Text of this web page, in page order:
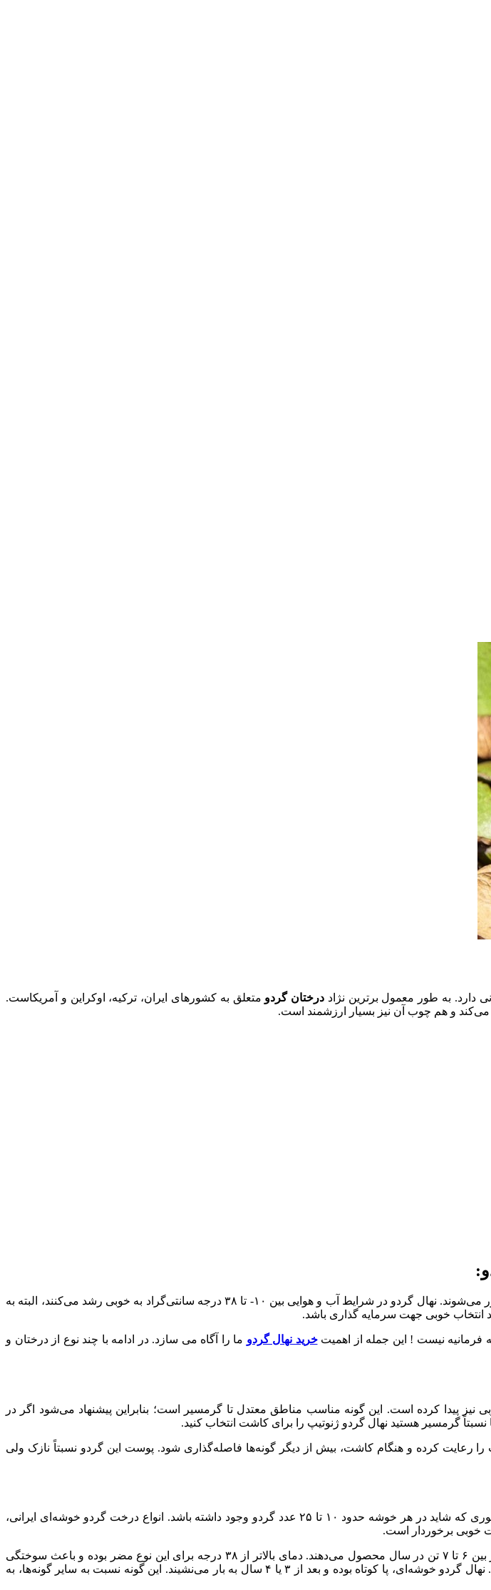
دارد. به طور معمول برترین نژاد درختان گردو متعلق به کشورهای ایران، ترکیه، اوکراین و آمریکاست.
می‌کند و هم چوب آن نیز بسیار ارزشمند است.
برخی از ارقام درختان گردو از سال دوم به بار می‌نشینند و تا ۵ یا ۶ سالگی به میزان قابل‌توجهی بارآور می‌شوند. نهال گردو در شرایط آب و هوایی بین ۱۰- تا ۳۸ درجه سانتی‌گراد به خوبی رشد می‌کنند، البته به
انتخاب خوبی جهت سرمایه گذاری باشد.
نیست ! این جمله از اهمیتخرید نهال گردو ما را آگاه می سازد. در ادامه با چند نوع از درختان و
نیز پیدا کرده است. این گونه مناسب مناطق معتدل تا گرمسیر است؛ بنابراین پیشنهاد می‌شود اگر در
گرمسیر هستید نهال گردو ژنوتیپ را برای کاشت انتخاب کنید.
رعایت کرده و هنگام کاشت، بیش از دیگر گونه‌ها فاصله‌گذاری شود. پوست این گردو نسبتاً نازک ولی
، معمولاً به صورت جانبی یا انتهای شاخه‌ها به شکل خوشه‌ای میوه می‌دهد؛ به طوری که شاید در هر خوشه حدود ۱۰ تا ۲۵ عدد گردو وجود داشته باشد. انواع درخت گردو خوشه‌ای ایرانی،
خوبی برخوردار است.
نهال‌های گردوی خوشه‌ای زود بازده و پربار هستند و مقاومت خوبی در برابر سرما دارند. در هر هکتار بین ۶ تا ۷ تن در سال محصول می‎‌دهند. دمای بالاتر از ۳۸ درجه برای این نوع مضر بوده و باعث سوختگی
برگ‌ها و کوچک شدن میوه‌ها می‌شود. این گونه مناسب کاشت تا ارتفاع ۱۲۰۰ متر از سطح دریا است. نهال گردو خوشه‌ای، پا کوتاه بوده و بعد از ۳ یا ۴ سال به بار می‌نشیند. این گونه نسبت به سایر گونه‌ها، به